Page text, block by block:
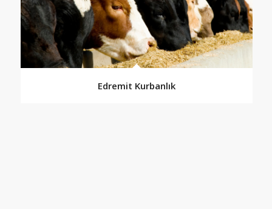
Edremit Kurbanlık